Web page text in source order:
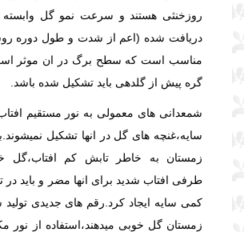
روزخنثی هستند و سرعت نمو گل وابسته
دریافت شده (اعم از شدت و طول دوره
گره پیش از گلدهی باید تشکیل شده باشد.
شمعدانی های معمولی به نور مستقیم افتاب
سایه،غنچه های گل در انها تشکیل
زمستان به خاطر تابش کم افتاب،گل
طرفی افتاب شدید برای انها مضر و باید در
کمی سایه ایجاد کرد.رقم های جدیدی
زمستان گل خوبی میدهند،استفاده از نور